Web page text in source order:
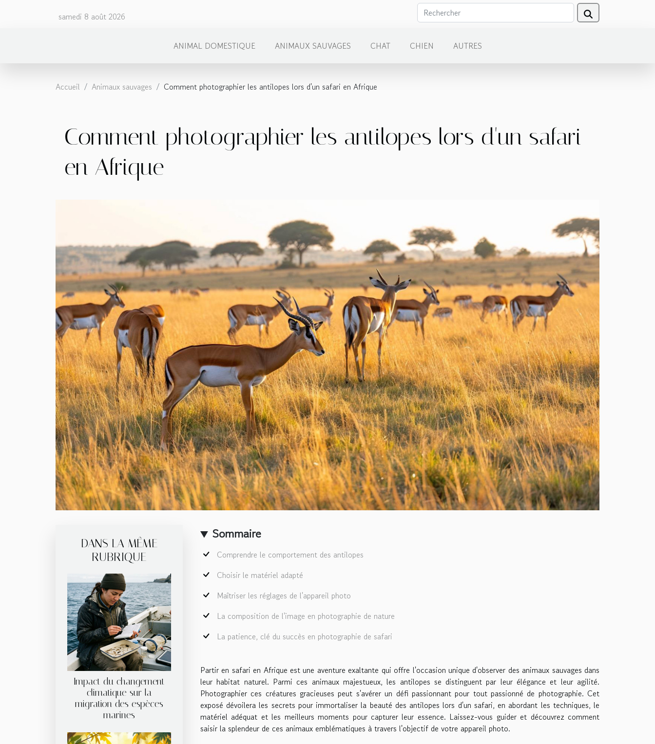
samedi 8 août 2026
ANIMAL DOMESTIQUE ANIMAUX SAUVAGES CHAT CHIEN AUTRES
Accueil Animaux sauvages Comment photographier les antilopes lors d'un safari en Afrique
Comment photographier les antilopes lors d'un safari
en Afrique
DANS LA MÊME
RUBRIQUE
Impact du changement
climatique sur la
migration des espèces
marines
Sommaire
Comprendre le comportement des antilopes
Choisir le matériel adapté
Maîtriser les réglages de l'appareil photo
La composition de l'image en photographie de nature
La patience, clé du succès en photographie de safari
Partir en safari en Afrique est une aventure exaltante qui offre l'occasion unique d'observer des animaux sauvages dans
leur habitat naturel. Parmi ces animaux majestueux, les antilopes se distinguent par leur élégance et leur agilité.
Photographier ces créatures gracieuses peut s'avérer un défi passionnant pour tout passionné de photographie. Cet
exposé dévoilera les secrets pour immortaliser la beauté des antilopes lors d'un safari, en abordant les techniques, le
matériel adéquat et les meilleurs moments pour capturer leur essence. Laissez-vous guider et découvrez comment
saisir la splendeur de ces animaux emblématiques à travers l'objectif de votre appareil photo.